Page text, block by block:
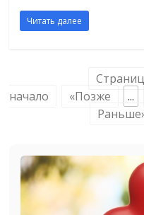
Читать далее
начало
«Позже ...